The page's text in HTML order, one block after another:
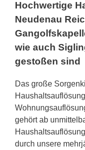
Hochwertige
Neudenau
wie auch
gestoßen sind
Das große
gehört ab
durch unsere